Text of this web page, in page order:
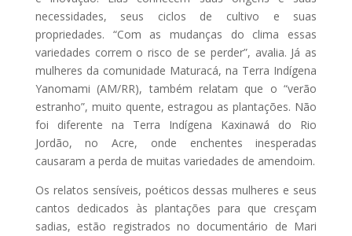
necessidades, seus ciclos de cultivo e suas
propriedades. “Com as mudanças do clima essas
variedades correm o risco de se perder”, avalia. Já as
mulheres da comunidade Maturacá, na Terra Indígena
Yanomami (AM/RR), também relatam que o “verão
estranho”, muito quente, estragou as plantações. Não
foi diferente na Terra Indígena Kaxinawá do Rio
Jordão, no Acre, onde enchentes inesperadas
causaram a perda de muitas variedades de amendoim.
Os relatos sensíveis, poéticos dessas mulheres e seus
cantos dedicados às plantações para que cresçam
sadias, estão registrados no documentário de Mari